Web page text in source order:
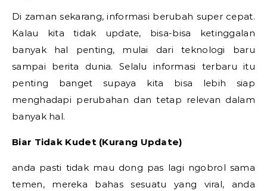
Di zaman sekarang, informasi berubah super cepat.
Kalau kita tidak update, bisa-bisa ketinggalan
banyak hal penting, mulai dari teknologi baru
sampai berita dunia. Selalu informasi terbaru itu
penting banget supaya kita bisa lebih siap
menghadapi perubahan dan tetap relevan dalam
banyak hal.
Biar Tidak Kudet (Kurang Update)
anda pasti tidak mau dong pas lagi ngobrol sama
temen, mereka bahas sesuatu yang viral, anda